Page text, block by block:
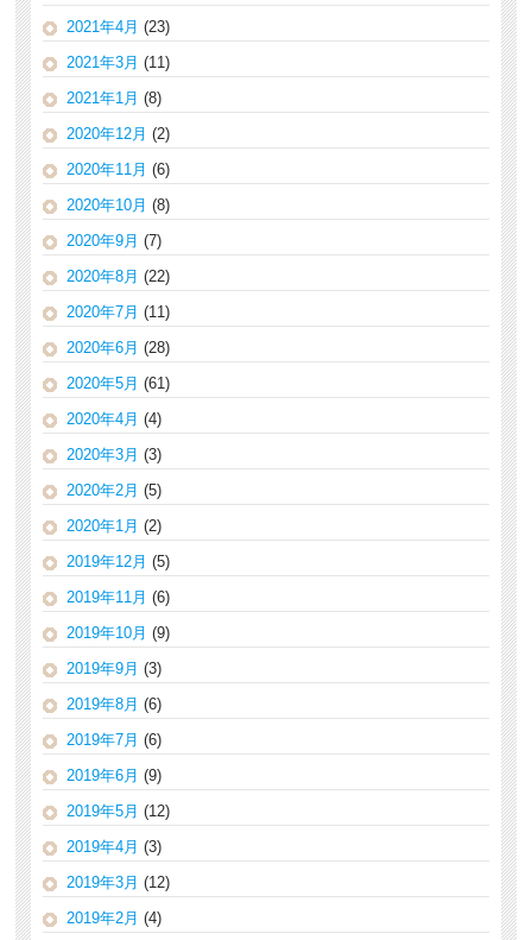
2021年4月 (23)
2021年3月 (11)
2021年1月 (8)
2020年12月 (2)
2020年11月 (6)
2020年10月 (8)
2020年9月 (7)
2020年8月 (22)
2020年7月 (11)
2020年6月 (28)
2020年5月 (61)
2020年4月 (4)
2020年3月 (3)
2020年2月 (5)
2020年1月 (2)
2019年12月 (5)
2019年11月 (6)
2019年10月 (9)
2019年9月 (3)
2019年8月 (6)
2019年7月 (6)
2019年6月 (9)
2019年5月 (12)
2019年4月 (3)
2019年3月 (12)
2019年2月 (4)